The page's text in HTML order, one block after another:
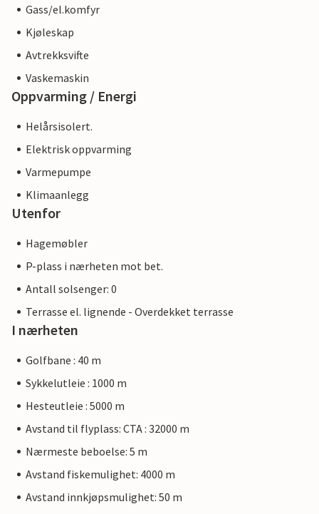
Gass/el.komfyr
Kjøleskap
Avtrekksvifte
Vaskemaskin
Oppvarming / Energi
Helårsisolert.
Elektrisk oppvarming
Varmepumpe
Klimaanlegg
Utenfor
Hagemøbler
P-plass i nærheten mot bet.
Antall solsenger: 0
Terrasse el. lignende - Overdekket terrasse
I nærheten
Golfbane : 40 m
Sykkelutleie : 1000 m
Hesteutleie : 5000 m
Avstand til flyplass: CTA : 32000 m
Nærmeste beboelse: 5 m
Avstand fiskemulighet: 4000 m
Avstand innkjøpsmulighet: 50 m